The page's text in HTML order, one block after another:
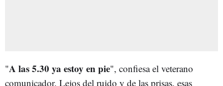
"A las 5.30 ya estoy en pie", confiesa el veterano
comunicador. Lejos del ruido y de las prisas, esas